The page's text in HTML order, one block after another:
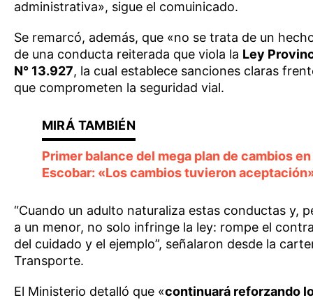
administrativa», sigue el comuinicado.
Se remarcó, además, que «no se trata de un
de una conducta reiterada que viola la Ley
N° 13.927, la cual establece sanciones claras
que comprometen la seguridad vial.
Primer balance del mega plan de cambios
Escobar: «Los cambios tuvieron
“Cuando un adulto naturaliza estas conductas y,
a un menor, no solo infringe la ley: rompe el
del cuidado y el ejemplo”, señalaron desde la
Transporte.
El Ministerio detalló que «continuará reforzando